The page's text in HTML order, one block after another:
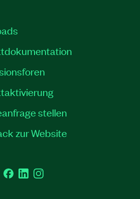
stellen
zur Website
TwitterFacebookLinkedInInstagram